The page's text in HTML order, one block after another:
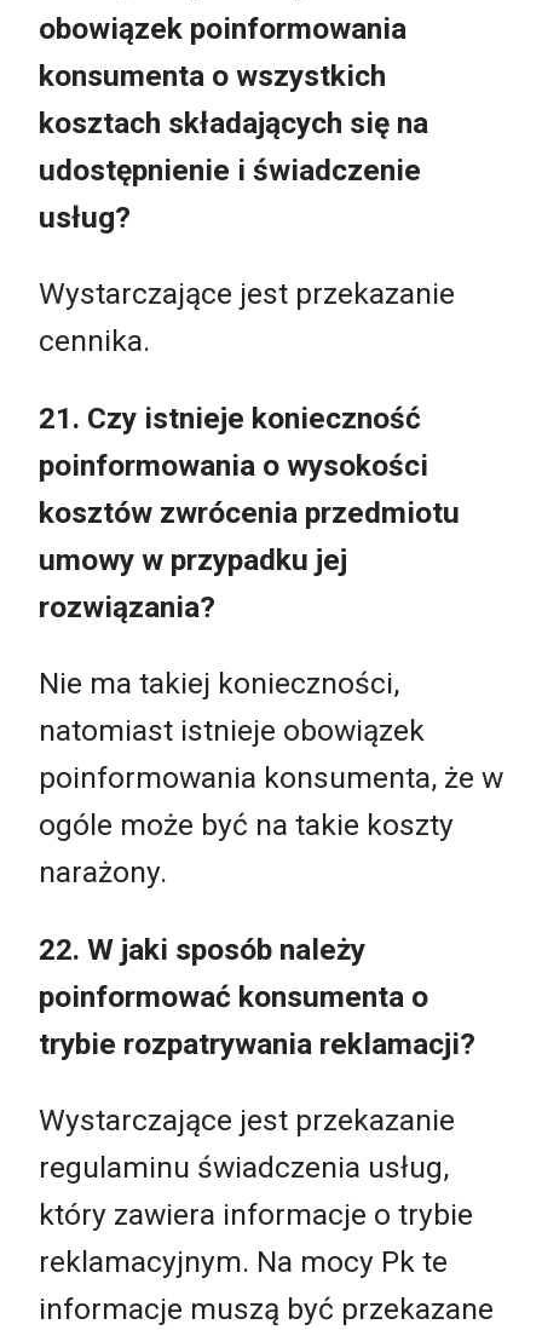
obowiązek poinformowania
konsumenta o wszystkich
kosztach składających się na
udostępnienie i świadczenie
usług?
Wystarczające jest przekazanie
cennika.
21. Czy istnieje konieczność
poinformowania o wysokości
kosztów zwrócenia przedmiotu
umowy w przypadku jej
rozwiązania?
Nie ma takiej konieczności,
natomiast istnieje obowiązek
poinformowania konsumenta, że w
ogóle może być na takie koszty
narażony.
22. W jaki sposób należy
poinformować konsumenta o
trybie rozpatrywania reklamacji?
Wystarczające jest przekazanie
regulaminu świadczenia usług,
który zawiera informacje o trybie
reklamacyjnym. Na mocy Pk te
informacje muszą być przekazane